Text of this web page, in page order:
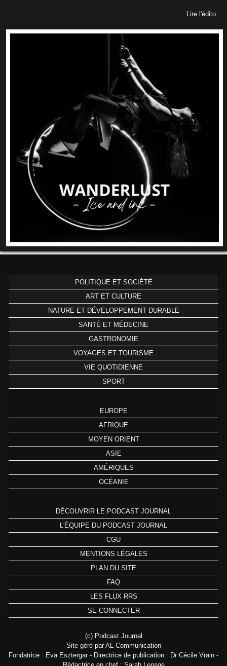
Lire l'édito
POLITIQUE ET SOCIÉTÉ
ART ET CULTURE
NATURE ET DÉVELOPPEMENT DURABLE
SANTÉ ET MÉDECINE
GASTRONOMIE
VOYAGES ET TOURISME
VIE QUOTIDIENNE
SPORT
EUROPE
AFRIQUE
MOYEN ORIENT
ASIE
AMÉRIQUES
OCÉANIE
DÉCOUVRIR LE PODCAST JOURNAL
L'ÉQUIPE DU PODCAST JOURNAL
CGU
MENTIONS LÉGALES
PLAN DU SITE
FAQ
LES FLUX RRS
SE CONNECTER
(c) Podcast Journal
Site géré par AL Communication
Fondatrice : Eva Esztergar - Directrice de publication : Dr Cécile Vrain -